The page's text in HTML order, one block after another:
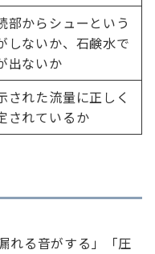
部からシューという
しないか、石鹸水で
出ないか
された流量に正しく
されているか
れる音がする」「圧